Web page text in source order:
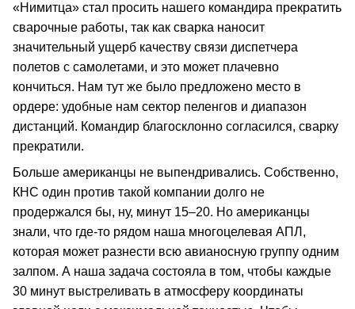
«Нимитца» стал просить нашего командира прекратить
сварочные работы, так как сварка наносит
значительный ущерб качеству связи диспетчера
полетов с самолетами, и это может плачевно
кончиться. Нам тут же было предложено место в
ордере: удобные нам сектор пеленгов и диапазон
дистанций. Командир благосклонно согласился, сварку
прекратили.
Больше американцы не выпендривались. Собственно,
КНС один против такой компании долго не
продержался бы, ну, минут 15–20. Но американцы
знали, что где-то рядом наша многоцелевая АПЛ,
которая может разнести всю авианосную группу одним
залпом. А наша задача состояла в том, чтобы каждые
30 минут выстреливать в атмосферу координаты